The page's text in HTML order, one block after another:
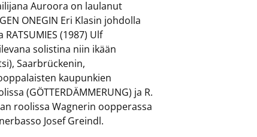
Auroora on laulanut
ONEGIN Eri Klasin johdolla
(1987) Ulf
solistina niin ikään
Saarbrückenin,
kaupunkien
(GÖTTERDÄMMERUNG) ja R.
roolissa Wagnerin oopperassa
Josef Greindl.